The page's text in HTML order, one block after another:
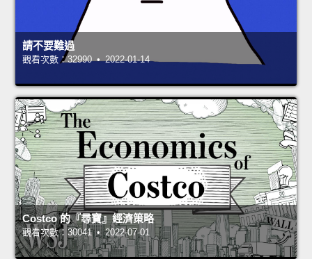
請不要難過
觀看次數：32990 • 2022-01-14
Costco 的『尋寶』經濟策略
觀看次數：30041 • 2022-07-01